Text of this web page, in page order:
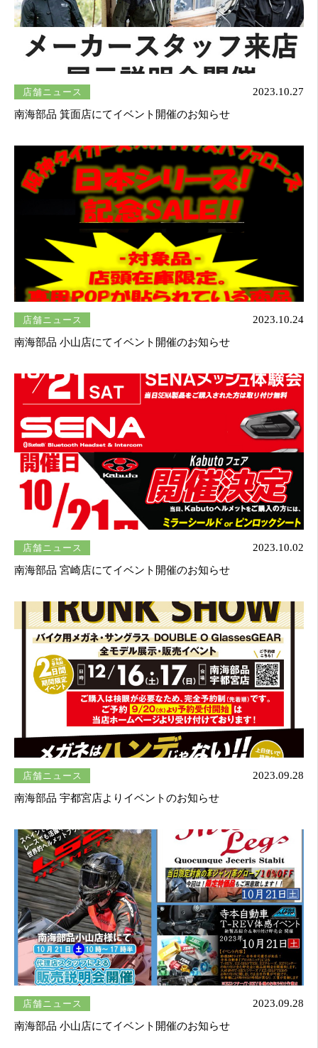
店舗ニュース
2023.10.27
南海部品 箕面店にてイベント開催のお知らせ
店舗ニュース
2023.10.24
南海部品 小山店にてイベント開催のお知らせ
店舗ニュース
2023.10.02
南海部品 宮崎店にてイベント開催のお知らせ
店舗ニュース
2023.09.28
南海部品 宇都宮店よりイベントのお知らせ
店舗ニュース
2023.09.28
南海部品 小山店にてイベント開催のお知らせ